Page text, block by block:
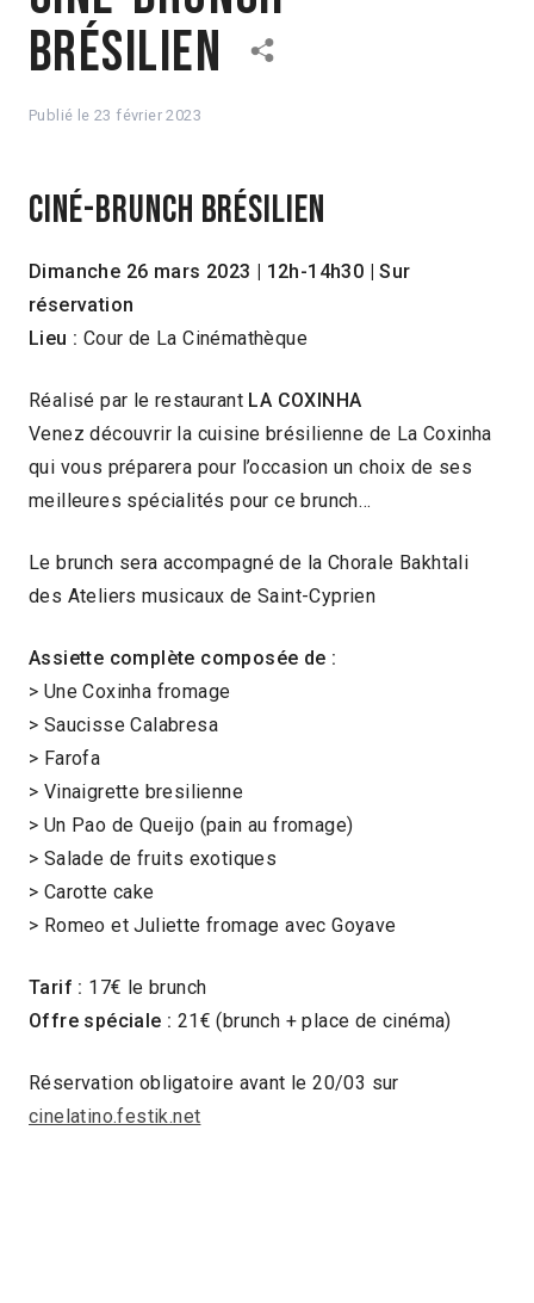
brésilien
Publié le23 février 2023
CINÉ-BRUNCH BRÉSILIEN
Dimanche 26 mars 2023 | 12h-14h30 | Sur
réservation
Lieu : Cour de La Cinémathèque
Réalisé par le restaurant LA COXINHA
Venez découvrir la cuisine brésilienne de La Coxinha
qui vous préparera pour l’occasion un choix de ses
meilleures spécialités pour ce brunch…
Le brunch sera accompagné de la Chorale Bakhtali
des Ateliers musicaux de Saint-Cyprien
Assiette complète composée de :
> Une Coxinha fromage
> Saucisse Calabresa
> Farofa
> Vinaigrette bresilienne
> Un Pao de Queijo (pain au fromage)
> Salade de fruits exotiques
> Carotte cake
> Romeo et Juliette fromage avec Goyave
Tarif : 17€ le brunch
Offre spéciale : 21€ (brunch + place de cinéma)
Réservation obligatoire avant le 20/03 sur
cinelatino.festik.net